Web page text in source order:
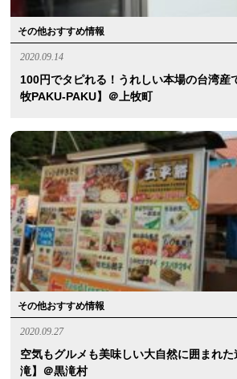
その他おすすめ情報
2020.09.14
100円でタピれる！うれしい本場の台湾
牧PAKU-PAKU】＠上牧町
その他おすすめ情報
2020.09.27
空気もグルメも美味しい大自然に囲まれ
滝】＠黒滝村